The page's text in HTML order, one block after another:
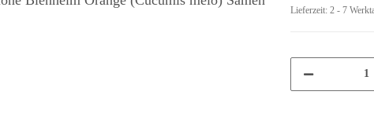
Lieferzeit: 2 - 7